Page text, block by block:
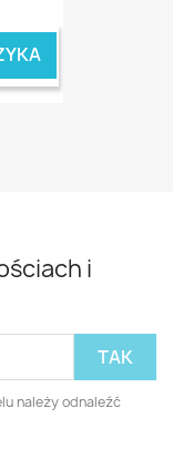
i
należy odnaleźć